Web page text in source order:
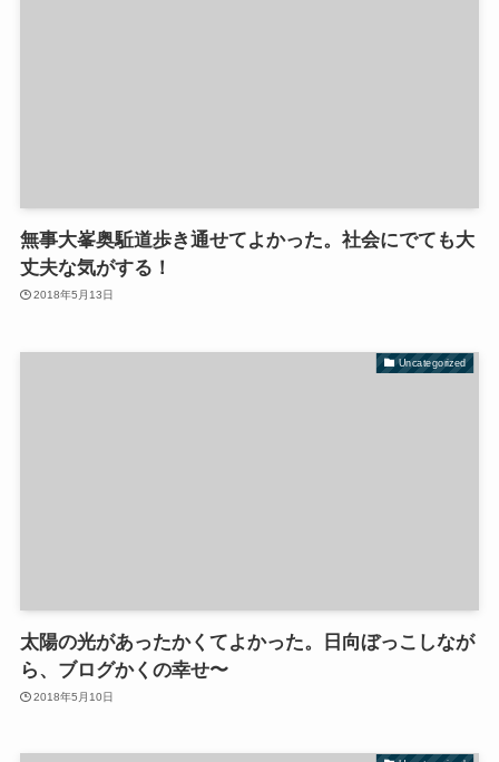
無事大峯奥駈道歩き通せてよかった。社会にでても大
丈夫な気がする！
2018年5月13日
Uncategorized
太陽の光があったかくてよかった。日向ぼっこしなが
ら、ブログかくの幸せ〜
2018年5月10日